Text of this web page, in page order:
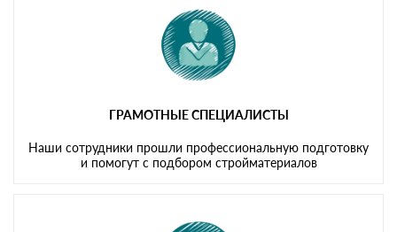
ГРАМОТНЫЕ СПЕЦИАЛИСТЫ
Наши сотрудники прошли профессиональную подготовку
и помогут с подбором стройматериалов